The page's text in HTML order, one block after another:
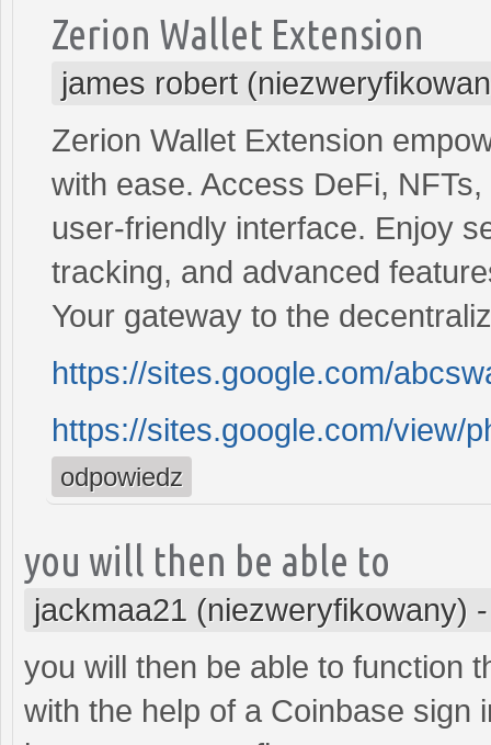
Zerion Wallet Extension
james robert
Zerion Wallet Extension
with ease. Access DeFi,
user-friendly interface. Enjoy
tracking, and advanced
Your gateway to the
https://sites.google.com/
https://sites.google.com/view/
odpowiedz
you will then be able to
jackmaa21 (niezweryfikowany)
you will then be able to function
with the help of a Coinbase sign